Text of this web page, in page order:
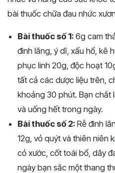
bài thuốc chữa đau nhức
Bài thuốc số 1: 6g cam
đinh lăng, ý dĩ, xấu hổ, kê
phục linh 20g, độc hoạt
tất cả các dược liệu trên,
khoảng 30 phút. Bạn chắt
và uống hết trong ngày.
Bài thuốc số 2: Rễ đinh
12g, vỏ quýt và thiên niên
cỏ xước, cốt toái bổ, dây
ngày bạn sắc một thang